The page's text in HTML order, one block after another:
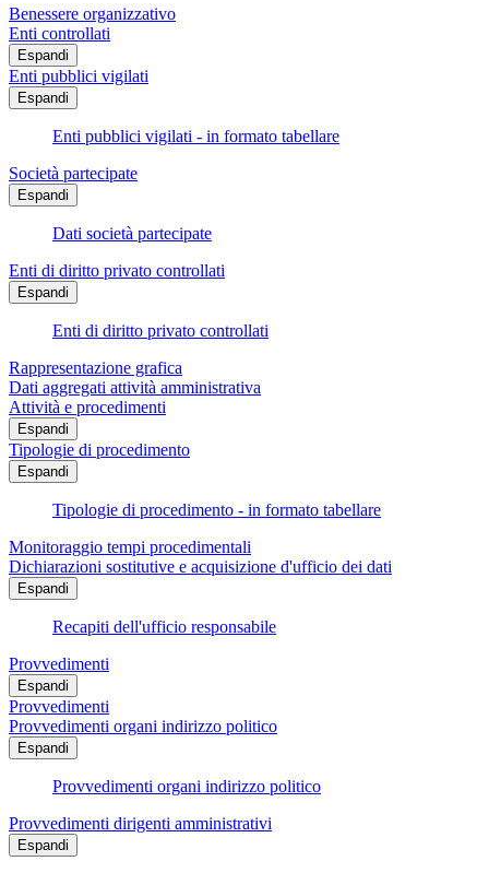
Benessere organizzativo
Enti controllati
Espandi
Enti pubblici vigilati
Espandi
Enti pubblici vigilati - in formato tabellare
Società partecipate
Espandi
Dati società partecipate
Enti di diritto privato controllati
Espandi
Enti di diritto privato controllati
Rappresentazione grafica
Dati aggregati attività amministrativa
Attività e procedimenti
Espandi
Tipologie di procedimento
Espandi
Tipologie di procedimento - in formato tabellare
Monitoraggio tempi procedimentali
Dichiarazioni sostitutive e acquisizione d'ufficio dei dati
Espandi
Recapiti dell'ufficio responsabile
Provvedimenti
Espandi
Provvedimenti
Provvedimenti organi indirizzo politico
Espandi
Provvedimenti organi indirizzo politico
Provvedimenti dirigenti amministrativi
Espandi